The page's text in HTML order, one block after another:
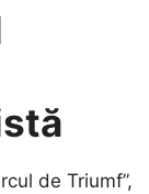
de Triumf”,